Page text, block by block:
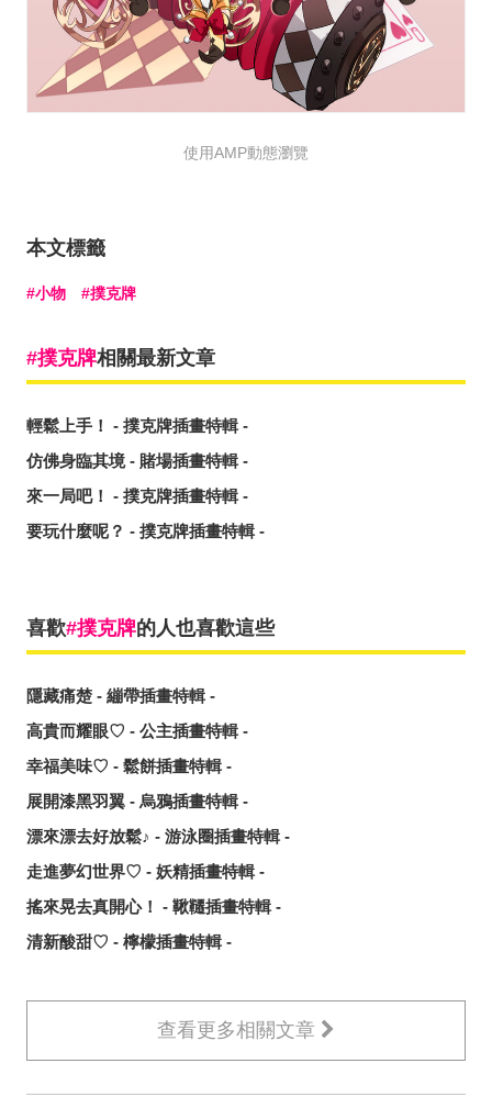
使用AMP動態瀏覽
本文標籤
小物 撲克牌
撲克牌相關最新文章
輕鬆上手！ - 撲克牌插畫特輯 -
仿佛身臨其境 - 賭場插畫特輯 -
來一局吧！ - 撲克牌插畫特輯 -
要玩什麼呢？ - 撲克牌插畫特輯 -
喜歡 撲克牌的人也喜歡這些
隱藏痛楚 - 繃帶插畫特輯 -
高貴而耀眼♡ - 公主插畫特輯 -
幸福美味♡ - 鬆餅插畫特輯 -
展開漆黑羽翼 - 烏鴉插畫特輯 -
漂來漂去好放鬆♪ - 游泳圈插畫特輯 -
走進夢幻世界♡ - 妖精插畫特輯 -
搖來晃去真開心！ - 鞦韆插畫特輯 -
清新酸甜♡ - 檸檬插畫特輯 -
查看更多相關文章